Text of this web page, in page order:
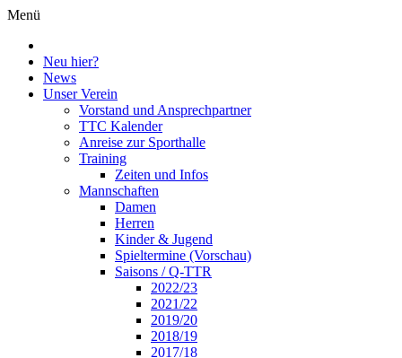
Menü
Neu hier?
News
Unser Verein
Vorstand und Ansprechpartner
TTC Kalender
Anreise zur Sporthalle
Training
Zeiten und Infos
Mannschaften
Damen
Herren
Kinder & Jugend
Spieltermine (Vorschau)
Saisons / Q-TTR
2022/23
2021/22
2019/20
2018/19
2017/18